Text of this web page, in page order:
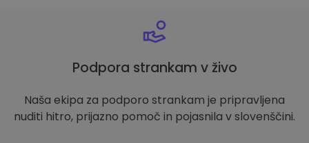
Podpora strankam v živo
Naša ekipa za podporo strankam je pripravljena
nuditi hitro, prijazno pomoč in pojasnila v slovenščini.